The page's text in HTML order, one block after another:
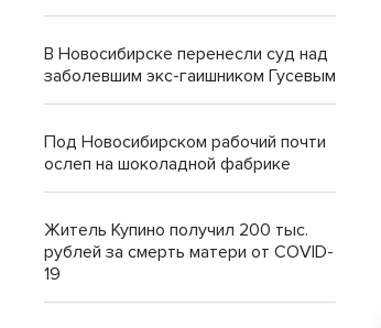
В Новосибирске перенесли суд над
заболевшим экс-гаишником Гусевым
Под Новосибирском рабочий почти
ослеп на шоколадной фабрике
Житель Купино получил 200 тыс.
рублей за смерть матери от COVID-
19